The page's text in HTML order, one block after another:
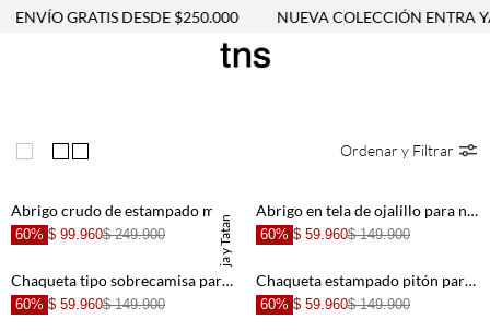
ENVÍO GRATIS DESDE $250.000 NUEVA COLECCIÓN ENTRA
Ordenar y Filtrar
TNS x Maleja y Tatan
60% $ 99.960$ 249.900
Abrigo en tela de ojalillo para niña
60% $ 59.960$ 149.900
Chaqueta tipo sobrecamisa para niña
60% $ 59.960$ 149.900
Chaqueta estampado pitón para niña
60% $ 59.960$ 149.900